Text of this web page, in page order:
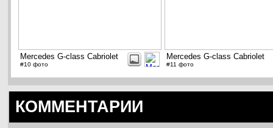
Mercedes G-class Cabriolet
#10 фото
Mercedes G-class Cabriolet
#11 фото
КОММЕНТАРИИ